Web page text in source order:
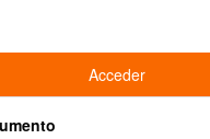
Acceder